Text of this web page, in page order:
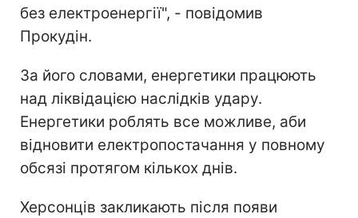
без електроенергії", - повідомив
Прокудін.
За його словами, енергетики працюють
над ліквідацією наслідків удару.
Енергетики роблять все можливе, аби
відновити електропостачання у повному
обсязі протягом кількох днів.
Херсонців закликають після появи